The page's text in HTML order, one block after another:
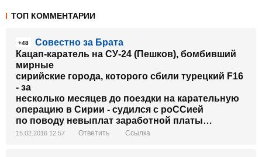
ТОП КОММЕНТАРИИ
+48
Совестно за Брата
Кацап-каратель на СУ-24 (Пешков), бомбивший
мирные
сирийские города, которого сбили турецкий F16
- за
несколько месяцев до поездки на карательную
операцию в Сирии - судился с роССией
по поводу невыплат заработной платы…
15.02.2016 12:57 Ответить Ссылка